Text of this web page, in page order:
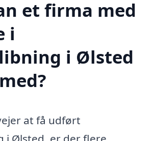
et firma med
i
i Ølsted
at få udført